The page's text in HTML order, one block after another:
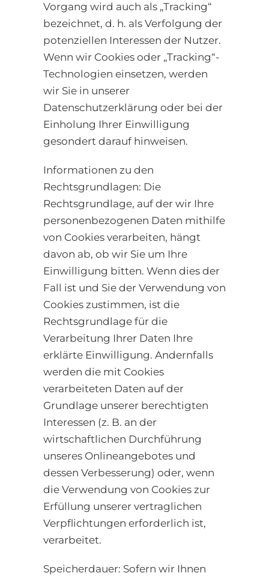
Vorgang wird auch als „Tracking“
bezeichnet, d. h. als Verfolgung der
potenziellen Interessen der Nutzer.
Wenn wir Cookies oder „Tracking“-
Technologien einsetzen, werden
wir Sie in unserer
Datenschutzerklärung oder bei der
Einholung Ihrer Einwilligung
gesondert darauf hinweisen.
Informationen zu den
Rechtsgrundlagen: Die
Rechtsgrundlage, auf der wir Ihre
personenbezogenen Daten mithilfe
von Cookies verarbeiten, hängt
davon ab, ob wir Sie um Ihre
Einwilligung bitten. Wenn dies der
Fall ist und Sie der Verwendung von
Cookies zustimmen, ist die
Rechtsgrundlage für die
Verarbeitung Ihrer Daten Ihre
erklärte Einwilligung. Andernfalls
werden die mit Cookies
verarbeiteten Daten auf der
Grundlage unserer berechtigten
Interessen (z. B. an der
wirtschaftlichen Durchführung
unseres Onlineangebotes und
dessen Verbesserung) oder, wenn
die Verwendung von Cookies zur
Erfüllung unserer vertraglichen
Verpflichtungen erforderlich ist,
verarbeitet.
Speicherdauer: Sofern wir Ihnen